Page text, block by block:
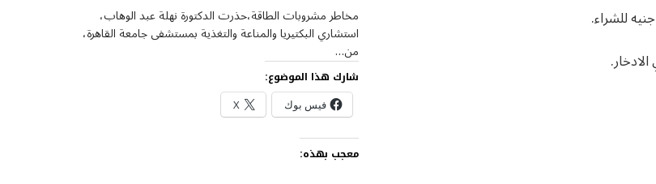
مخاطر مشروبات الطاقة،حذرت الدكتورة نهلة عبد الوهاب،
استشاري البكتيريا والمناعة والتغذية بمستشفى جامعة القاهرة،
من…
شارك هذا الموضوع:
فيس بوك X
معجب بهذه: